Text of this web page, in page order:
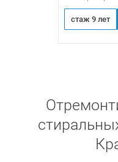
стаж 9 лет